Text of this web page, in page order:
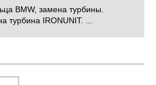
BMW, замена турбины.
турбина IRONUNIT. ...